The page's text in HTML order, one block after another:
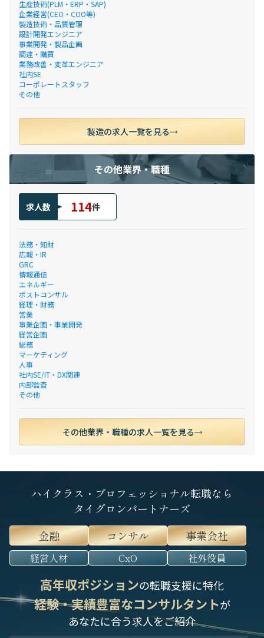
生産技術(PLM・ERP・SAP)
企業経営(CEO・COO等)
製造技術・品質管理
設計開発エンジニア
事業開発・製品企画
調達・購買
業務改善・変革エンジニア
社内SE
コーポレートスタッフ
その他
製造の求人一覧を見る
その他業界・職種
求人数 114件
法務・知財
広報・IR
GRC
情報通信
エネルギー
ポストコンサル
経理・財務
営業
事業企画・事業開発
経営企画
総務
マーケティング
人事
社内SE/IT・DX関連
内部監査
その他
その他業界・職種の求人一覧を見る
ハイクラス・プロフェッショナル転職なら
タイグロンパートナーズ
金融
コンサル 事業会社
経営人材 CxO 社外役員
高年収ポジションの転職支援に特化
経験・実績豊富なコンサルタントが
あなたに合う求人をご紹介